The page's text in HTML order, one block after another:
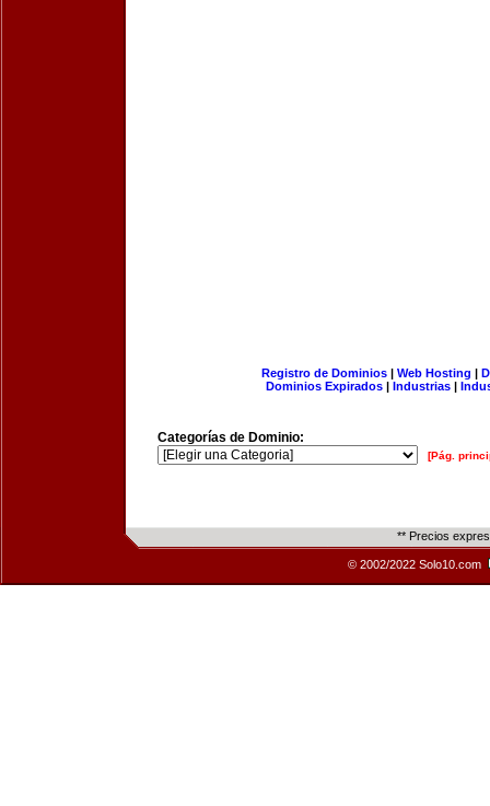
Registro de Dominios| Web Hosting |
Dominios Expirados | Industrias |
Categorías de Dominio:
[Pág.
** Precios
© 2002/2022 Solo10.com